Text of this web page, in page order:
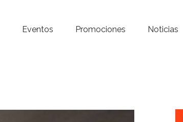
Eventos Promociones Noticias